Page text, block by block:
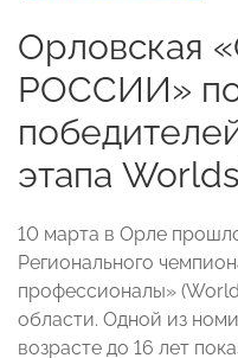
Орловская
РОССИИ»
этапа
10 марта в Орле
Регионального
профессионалы»
области. Одной из
возрасте до 16 лет